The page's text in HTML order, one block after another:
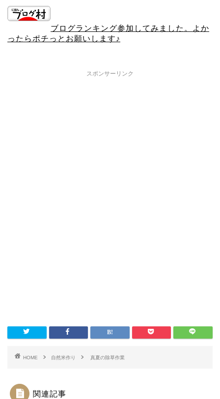
ブログランキング参加してみました。よか
ったらポチっとお願いします♪
スポンサーリンク
HOME 自然米作り 真夏の除草作業
関連記事